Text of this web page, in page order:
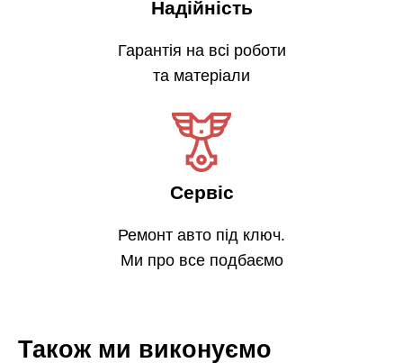
Надійність
Гарантія на всі роботи
та матеріали
Сервіс
Ремонт авто під ключ.
Ми про все подбаємо
Також ми виконуємо